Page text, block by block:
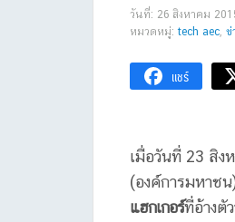
วันที่: 26 สิงหาคม
หมวดหมู่:tech aec, ข่
แชร์
เมื่อวันที่ 23 สิง
(องค์การมหาช
แฮกเกอร์ที่อ้างตั